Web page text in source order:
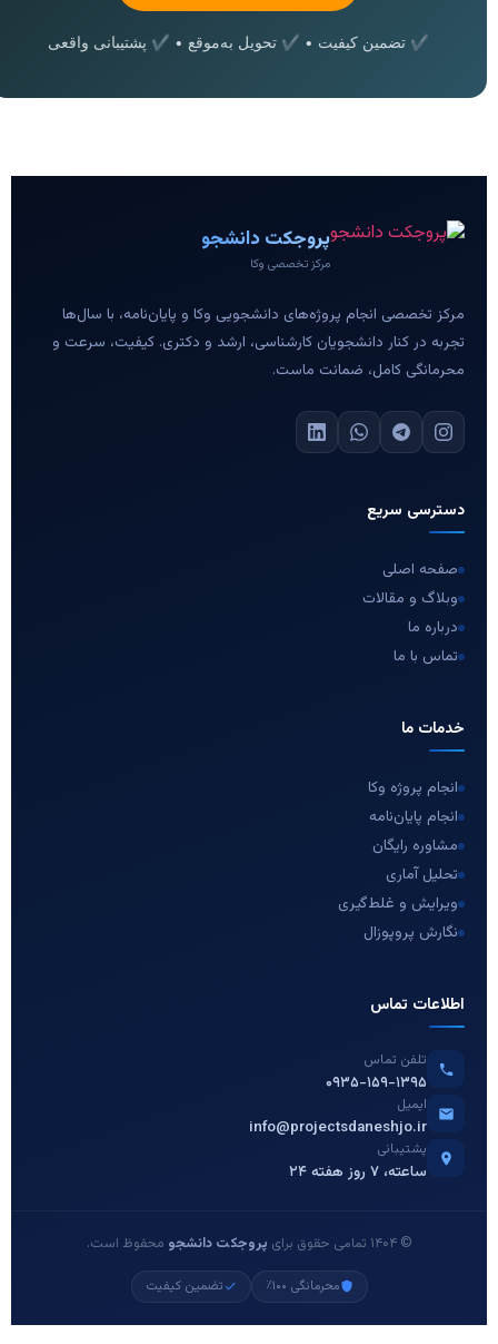
✔ تضمین کیفیت • ✔ تحویل به‌موقع • ✔ پشتیبانی واقعی
پروجکت دانشجو
مرکز تخصصی وکا
مرکز تخصصی انجام پروژه‌های دانشجویی وکا و پایان‌نامه، با سال‌ها
تجربه در کنار دانشجویان کارشناسی، ارشد و دکتری. کیفیت، سرعت و
محرمانگی کامل، ضمانت ماست.
دسترسی سریع
صفحه اصلی
وبلاگ و مقالات
درباره ما
تماس با ما
خدمات ما
انجام پروژه وکا
انجام پایان‌نامه
مشاوره رایگان
تحلیل آماری
ویرایش و غلط‌گیری
نگارش پروپوزال
اطلاعات تماس
تلفن تماس
۰۹۳۵-۱۵۹-۱۳۹۵
ایمیل
info@projectsdaneshjo.ir
پشتیبانی
۲۴ ساعته، ۷ روز هفته
© ۱۴۰۴ تمامی حقوق برای پروجکت دانشجومحفوظ است.
محرمانگی ۱۰۰٪ تضمین کیفیت